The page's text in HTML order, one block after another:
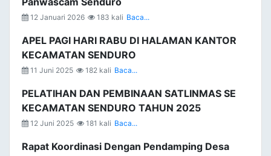
12 Januari 2026 183 kali Baca...
APEL PAGI HARI RABU DI HALAMAN KANTOR
KECAMATAN SENDURO
11 Juni 2025 182 kali Baca...
PELATIHAN DAN PEMBINAAN SATLINMAS SE
KECAMATAN SENDURO TAHUN 2025
12 Juni 2025 181 kali Baca...
Rapat Koordinasi Dengan Pendamping Desa